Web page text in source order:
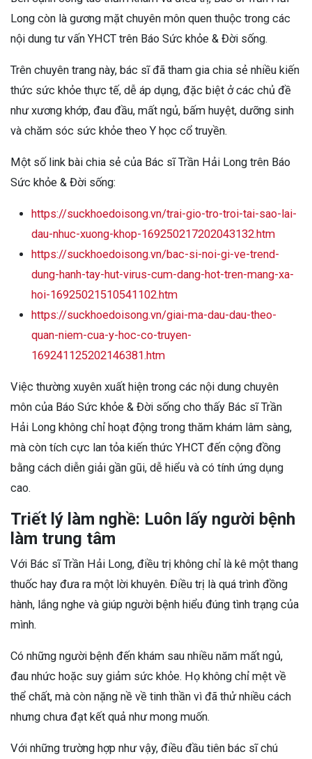
Long còn là gương mặt chuyên môn quen thuộc trong các
nội dung tư vấn YHCT trên Báo Sức khỏe & Đời sống.
Trên chuyên trang này, bác sĩ đã tham gia chia sẻ nhiều kiến
thức sức khỏe thực tế, dễ áp dụng, đặc biệt ở các chủ đề
như xương khớp, đau đầu, mất ngủ, bấm huyệt, dưỡng sinh
và chăm sóc sức khỏe theo Y học cổ truyền.
Một số link bài chia sẻ của Bác sĩ Trần Hải Long trên Báo
Sức khỏe & Đời sống:
https://suckhoedoisong.vn/trai-gio-tro-troi-tai-sao-lai-
dau-nhuc-xuong-khop-169250217202043132.htm
https://suckhoedoisong.vn/bac-si-noi-gi-ve-trend-
dung-hanh-tay-hut-virus-cum-dang-hot-tren-mang-xa-
hoi-16925021510541102.htm
https://suckhoedoisong.vn/giai-ma-dau-dau-theo-
quan-niem-cua-y-hoc-co-truyen-
169241125202146381.htm
Việc thường xuyên xuất hiện trong các nội dung chuyên
môn của Báo Sức khỏe & Đời sống cho thấy Bác sĩ Trần
Hải Long không chỉ hoạt động trong thăm khám lâm sàng,
mà còn tích cực lan tỏa kiến thức YHCT đến cộng đồng
bằng cách diễn giải gần gũi, dễ hiểu và có tính ứng dụng
cao.
Triết lý làm nghề: Luôn lấy người bệnh
làm trung tâm
Với Bác sĩ Trần Hải Long, điều trị không chỉ là kê một thang
thuốc hay đưa ra một lời khuyên. Điều trị là quá trình đồng
hành, lắng nghe và giúp người bệnh hiểu đúng tình trạng của
mình.
Có những người bệnh đến khám sau nhiều năm mất ngủ,
đau nhức hoặc suy giảm sức khỏe. Họ không chỉ mệt về
thể chất, mà còn nặng nề về tinh thần vì đã thử nhiều cách
nhưng chưa đạt kết quả như mong muốn.
Với những trường hợp như vậy, điều đầu tiên bác sĩ chú